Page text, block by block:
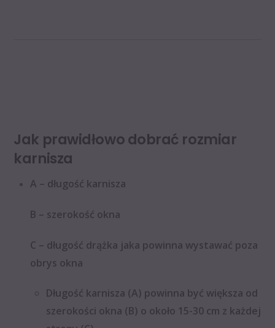
Jak prawidłowo dobrać rozmiar
karnisza
A – długość karnisza
B – szerokość okna
C – długość drążka jaka powinna wystawać poza
obrys okna
Długość karnisza (A) powinna być większa od
szerokości okna (B) o około 15-30 cm z każdej